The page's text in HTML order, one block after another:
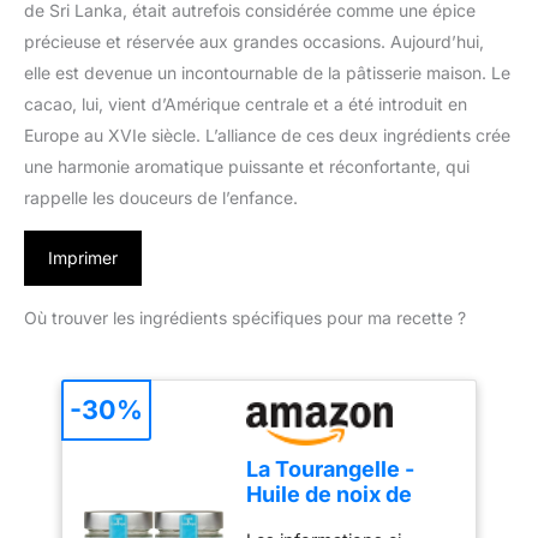
de Sri Lanka, était autrefois considérée comme une épice
précieuse et réservée aux grandes occasions. Aujourd’hui,
elle est devenue un incontournable de la pâtisserie maison. Le
cacao, lui, vient d’Amérique centrale et a été introduit en
Europe au XVIe siècle. L’alliance de ces deux ingrédients crée
une harmonie aromatique puissante et réconfortante, qui
rappelle les douceurs de l’enfance.
Imprimer
Où trouver les ingrédients spécifiques pour ma recette ?
La Tourangelle -
Huile de noix de
-30%